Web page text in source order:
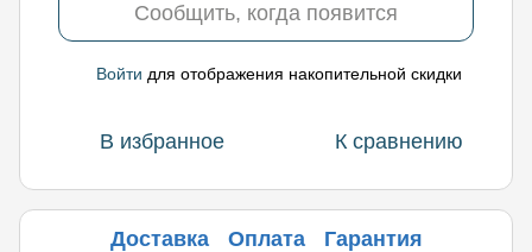
Сообщить, когда появится
Войти для отображения накопительной скидки
В избранное К сравнению
Доставка Оплата Гарантия